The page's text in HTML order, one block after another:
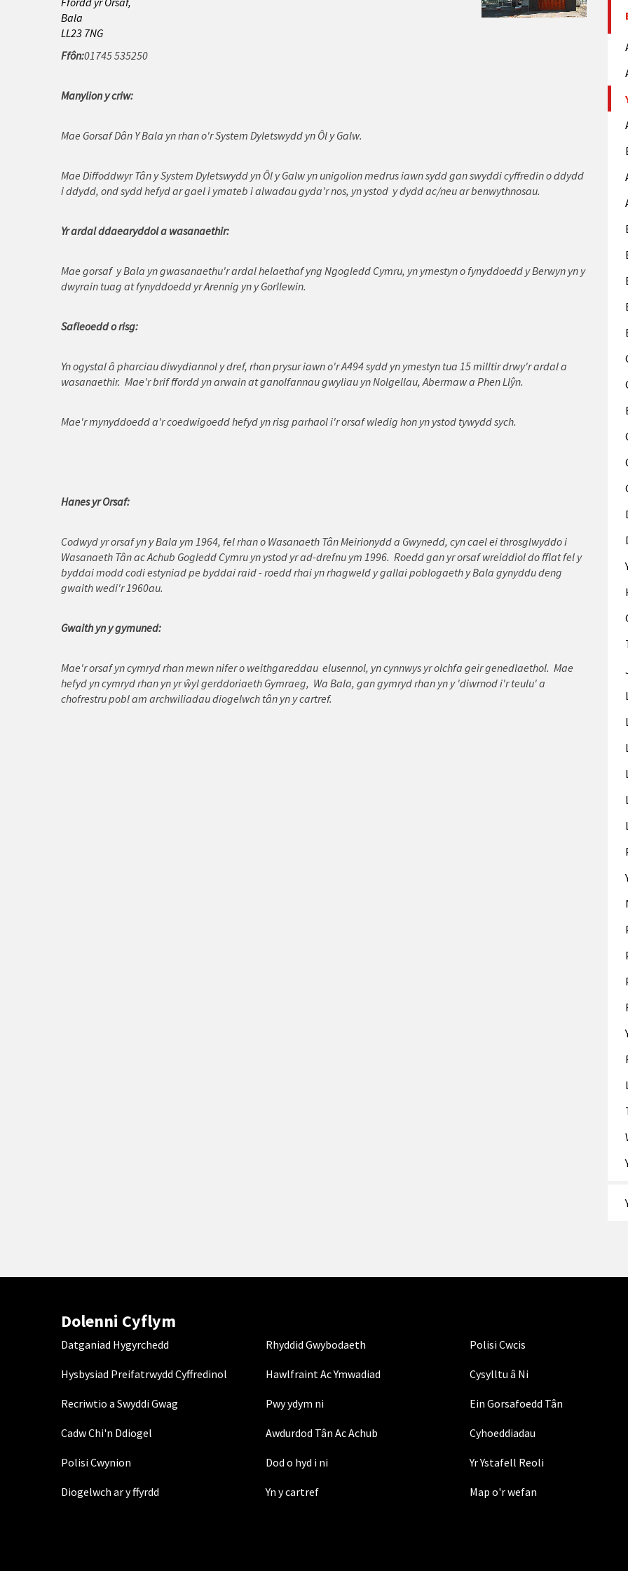
Caernarfon
Corwen
Dinbych
Glannau Dyfrdwy
Harlech
Llangefni
Llandudno
Nefyn
Porthmadog
Prestatyn
Rhuthun
Treffynnon
Bala
LL23 7NG
Ffôn:01745 535250
Manylion y criw:
Mae Gorsaf Dân Y Bala yn rhan o'r System Dyletswydd yn Ôl y Galw.
Mae Diffoddwyr Tân y System Dyletswydd yn Ôl y Galw yn unigolion medrus iawn sydd gan swyddi cyffredin o ddydd
i ddydd, ond sydd hefyd ar gael i ymateb i alwadau gyda'r nos, yn ystod y dydd ac/neu ar benwythnosau.
Yr ardal ddaearyddol a wasanaethir:
Mae gorsaf y Bala yn gwasanaethu'r ardal helaethaf yng Ngogledd Cymru, yn ymestyn o fynyddoedd y Berwyn yn y
dwyrain tuag at fynyddoedd yr Arennig yn y Gorllewin.
Safleoedd o risg:
Yn ogystal â pharciau diwydiannol y dref, rhan prysur iawn o'r A494 sydd yn ymestyn tua 15 milltir drwy'r ardal a
wasanaethir. Mae'r brif ffordd yn arwain at ganolfannau gwyliau yn Nolgellau, Abermaw a Phen Llŷn.
Mae'r mynyddoedd a'r coedwigoedd hefyd yn risg parhaol i'r orsaf wledig hon yn ystod tywydd sych.
Hanes yr Orsaf:
Codwyd yr orsaf yn y Bala ym 1964, fel rhan o Wasanaeth Tân Meirionydd a Gwynedd, cyn cael ei throsglwyddo i
Wasanaeth Tân ac Achub Gogledd Cymru yn ystod yr ad-drefnu ym 1996. Roedd gan yr orsaf wreiddiol do fflat fel y
byddai modd codi estyniad pe byddai raid - roedd rhai yn rhagweld y gallai poblogaeth y Bala gynyddu deng
gwaith wedi'r 1960au.
Gwaith yn y gymuned:
Mae'r orsaf yn cymryd rhan mewn nifer o weithgareddau elusennol, yn cynnwys yr olchfa geir genedlaethol. Mae
hefyd yn cymryd rhan yn yr ŵyl gerddoriaeth Gymraeg, Wa Bala, gan gymryd rhan yn y 'diwrnod i'r teulu' a
chofrestru pobl am archwiliadau diogelwch tân yn y cartref.
Dolenni Cyflym
Datganiad Hygyrchedd Rhyddid Gwybodaeth Polisi Cwcis
Hysbysiad Preifatrwydd Cyffredinol Hawlfraint Ac Ymwadiad Cysylltu â Ni
Recriwtio a Swyddi Gwag Pwy ydym ni Ein Gorsafoedd Tân
Cadw Chi'n Ddiogel Awdurdod Tân Ac Achub Cyhoeddiadau
Polisi Cwynion Dod o hyd i ni Yr Ystafell Reoli
Diogelwch ar y ffyrdd Yn y cartref Map o'r wefan